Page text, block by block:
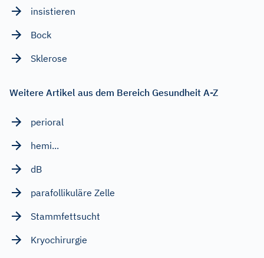
insistieren
Bock
Sklerose
Weitere Artikel aus dem Bereich Gesundheit A-Z
perioral
hemi...
dB
parafollikuläre Zelle
Stammfettsucht
Kryochirurgie